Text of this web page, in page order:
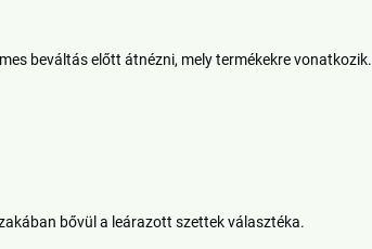
beváltás előtt átnézni, mely termékekre vonatkozik.
bővül a leárazott szettek választéka.